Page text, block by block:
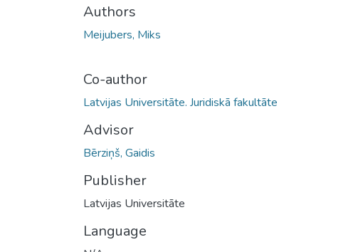
Authors
Meijubers, Miks
Co-author
Latvijas Universitāte. Juridiskā fakultāte
Advisor
Bērziņš, Gaidis
Publisher
Latvijas Universitāte
Language